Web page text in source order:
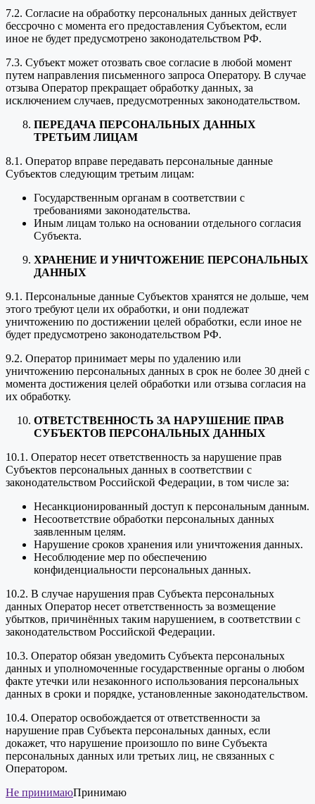
7.2. Согласие на обработку персональных данных действует
бессрочно с момента его предоставления Субъектом, если
иное не будет предусмотрено законодательством РФ.
7.3. Субъект может отозвать свое согласие в любой момент
путем направления письменного запроса Оператору. В случае
отзыва Оператор прекращает обработку данных, за
исключением случаев, предусмотренных законодательством.
ПЕРЕДАЧА ПЕРСОНАЛЬНЫХ ДАННЫХ
ТРЕТЬИМ ЛИЦАМ
8.1. Оператор вправе передавать персональные данные
Субъектов следующим третьим лицам:
Государственным органам в соответствии с
требованиями законодательства.
Иным лицам только на основании отдельного согласия
Субъекта.
ХРАНЕНИЕ И УНИЧТОЖЕНИЕ ПЕРСОНАЛЬНЫХ
ДАННЫХ
9.1. Персональные данные Субъектов хранятся не дольше, чем
этого требуют цели их обработки, и они подлежат
уничтожению по достижении целей обработки, если иное не
будет предусмотрено законодательством РФ.
9.2. Оператор принимает меры по удалению или
уничтожению персональных данных в срок не более 30 дней с
момента достижения целей обработки или отзыва согласия на
их обработку.
ОТВЕТСТВЕННОСТЬ ЗА НАРУШЕНИЕ ПРАВ
СУБЪЕКТОВ ПЕРСОНАЛЬНЫХ ДАННЫХ
10.1. Оператор несет ответственность за нарушение прав
Субъектов персональных данных в соответствии с
законодательством Российской Федерации, в том числе за:
Несанкционированный доступ к персональным данным.
Несоответствие обработки персональных данных
заявленным целям.
Нарушение сроков хранения или уничтожения данных.
Несоблюдение мер по обеспечению
конфиденциальности персональных данных.
10.2. В случае нарушения прав Субъекта персональных
данных Оператор несет ответственность за возмещение
убытков, причинённых таким нарушением, в соответствии с
законодательством Российской Федерации.
10.3. Оператор обязан уведомить Субъекта персональных
данных и уполномоченные государственные органы о любом
факте утечки или незаконного использования персональных
данных в сроки и порядке, установленные законодательством.
10.4. Оператор освобождается от ответственности за
нарушение прав Субъекта персональных данных, если
докажет, что нарушение произошло по вине Субъекта
персональных данных или третьих лиц, не связанных с
Оператором.
Не принимаюПринимаю